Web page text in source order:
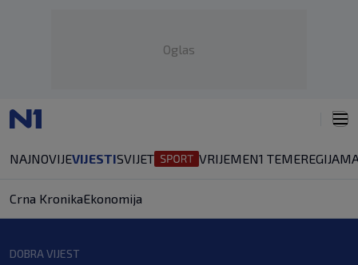
Oglas
NAJNOVIJEVIJESTISVIJET VRIJEMEN1 TEMEREGIJA
Crna KronikaEkonomija
DOBRA VIJEST